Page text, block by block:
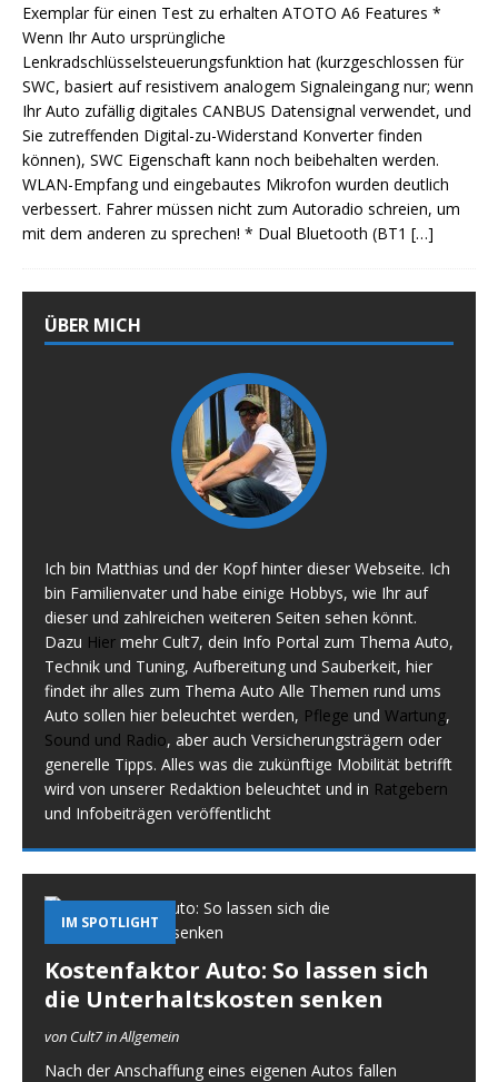
Exemplar für einen Test zu erhalten ATOTO A6 Features *
Wenn Ihr Auto ursprüngliche
Lenkradschlüsselsteuerungsfunktion hat (kurzgeschlossen für
SWC, basiert auf resistivem analogem Signaleingang nur; wenn
Ihr Auto zufällig digitales CANBUS Datensignal verwendet, und
Sie zutreffenden Digital-zu-Widerstand Konverter finden
können), SWC Eigenschaft kann noch beibehalten werden.
WLAN-Empfang und eingebautes Mikrofon wurden deutlich
verbessert. Fahrer müssen nicht zum Autoradio schreien, um
mit dem anderen zu sprechen! * Dual Bluetooth (BT1 […]
ÜBER MICH
Ich bin Matthias und der Kopf hinter dieser Webseite. Ich
bin Familienvater und habe einige Hobbys, wie Ihr auf
dieser und zahlreichen weiteren Seiten sehen könnt.
Dazu Hier mehr Cult7, dein Info Portal zum Thema Auto,
Technik und Tuning, Aufbereitung und Sauberkeit, hier
findet ihr alles zum Thema Auto Alle Themen rund ums
Auto sollen hier beleuchtet werden, Pflege und Wartung,
Sound und Radio, aber auch Versicherungsträgern oder
generelle Tipps. Alles was die zukünftige Mobilität betrifft
wird von unserer Redaktion beleuchtet und in Ratgebern
und Infobeiträgen veröffentlicht
IM SPOTLIGHT
Kostenfaktor Auto: So lassen sich
die Unterhaltskosten senken
von Cult7 in Allgemein
Nach der Anschaffung eines eigenen Autos fallen